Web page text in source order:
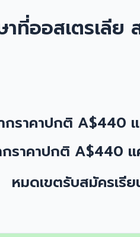
าที่ออสเตรเลี
กราคาปกติ A$440
กราคาปกติ A$440
หมดเขตรับสมัครเรี